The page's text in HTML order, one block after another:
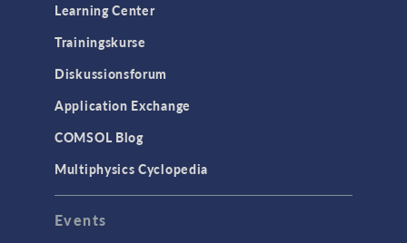
Learning Center
Trainingskurse
Diskussionsforum
Application Exchange
COMSOL Blog
Multiphysics Cyclopedia
Events